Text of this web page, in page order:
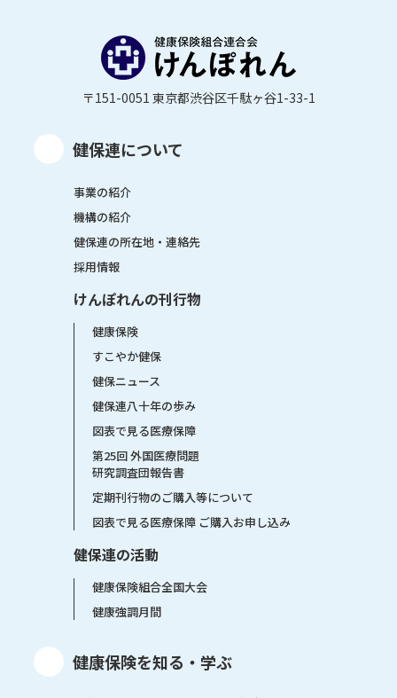
〒151-0051 東京都渋谷区千駄ヶ谷1-33-1
健保連について
事業の紹介
機構の紹介
健保連の所在地・連絡先
採用情報
けんぽれんの刊行物
健康保険
すこやか健保
健保ニュース
健保連八十年の歩み
図表で見る医療保障
第25回 外国医療問題
研究調査団報告書
定期刊行物のご購入等について
図表で見る医療保障 ご購入お申し込み
健保連の活動
健康保険組合全国大会
健康強調月間
健康保険を知る・学ぶ